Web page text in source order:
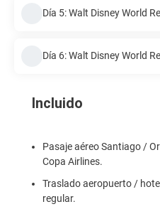
Día 5: Walt Disney World
Día 6: Walt Disney World
Incluido
Pasaje aéreo Santiago /
Copa Airlines.
Traslado aeropuerto /
regular.